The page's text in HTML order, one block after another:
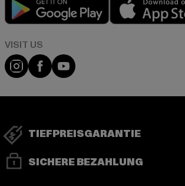
Visit our Instagram page:
Visit our Facebook page:
Visit our YouTube channel:
TIEFPREISGARANTIE
SICHERE BEZAHLUNG